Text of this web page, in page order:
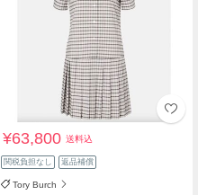
¥63,800送料込
関税負担なし 返品補償
Tory Burch